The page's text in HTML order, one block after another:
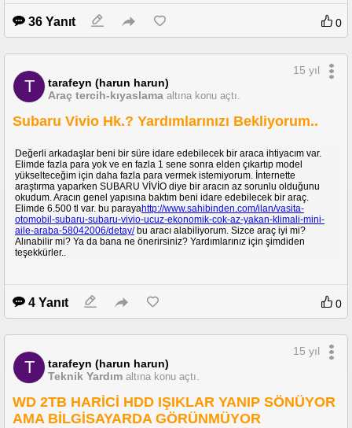
36 Yanıt 0
T
tarafeyn (harun harun)
Araç tercih-kıyaslama altına konu açtı.
15 yıl
Subaru Vivio Hk.? Yardımlarınızı Bekliyorum..
Değerli arkadaşlar beni bir süre idare edebilecek bir araca ihtiyacım var.
Elimde fazla para yok ve en fazla 1 sene sonra elden çıkartıp model
yükselteceğim için daha fazla para vermek istemiyorum. İnternette
araştırma yaparken SUBARU VİVİO diye bir aracın az sorunlu olduğunu
okudum. Aracın genel yapısına baktım beni idare edebilecek bir araç.
Elimde 6.500 tl var. bu parayahttp://www.sahibinden.com/ilan/vasita-
otomobil-subaru-subaru-vivio-ucuz-ekonomik-cok-az-yakan-klimali-mini-
aile-araba-58042006/detay/bu aracı alabiliyorum. Sizce araç iyi mi?
Alınabilir mi? Ya da bana ne önerirsiniz? Yardımlarınız için şimdiden
teşekkürler..
4 Yanıt 0
T
tarafeyn (harun harun)
Teknik Yardım altına konu açtı.
15 yıl
WD 2TB HARİCİ HDD IŞIKLAR YANIP SÖNÜYOR
AMA BİLGİSAYARDA GÖRÜNMÜYOR